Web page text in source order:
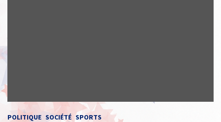
POLITIQUE SOCIÉTÉ SPORTS